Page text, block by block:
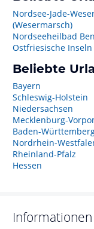
Nordsee-Jade-
(Wesermarsch)
Nordseeheilbad
Ostfriesische Inseln
Beliebte
Bayern
Schleswig-Holstein
Niedersachsen
Mecklenburg-
Baden-
Nordrhein-
Rheinland-Pfalz
Hessen